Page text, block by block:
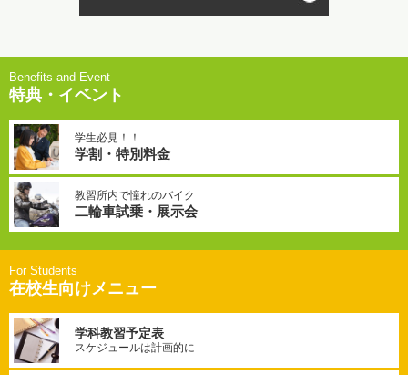
特典・イベント
学生必見！！
学割・特別料金
教習所内で憧れのバイク
二輪車試乗・展示会
在校生向けメニュー
学科教習予定表
スケジュールは計画的に